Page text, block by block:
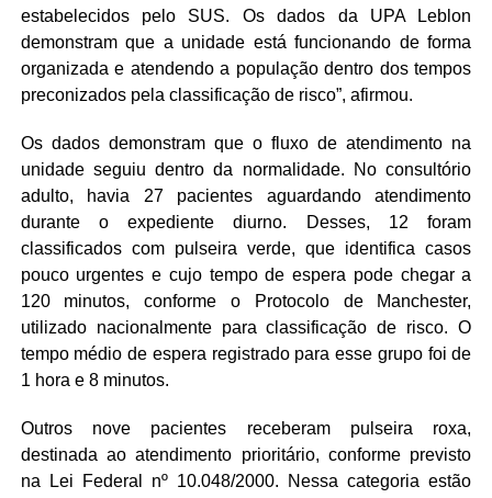
estabelecidos pelo SUS. Os dados da UPA Leblon
demonstram que a unidade está funcionando de forma
organizada e atendendo a população dentro dos tempos
preconizados pela classificação de risco”, afirmou.
Os dados demonstram que o fluxo de atendimento na
unidade seguiu dentro da normalidade. No consultório
adulto, havia 27 pacientes aguardando atendimento
durante o expediente diurno. Desses, 12 foram
classificados com pulseira verde, que identifica casos
pouco urgentes e cujo tempo de espera pode chegar a
120 minutos, conforme o Protocolo de Manchester,
utilizado nacionalmente para classificação de risco. O
tempo médio de espera registrado para esse grupo foi de
1 hora e 8 minutos.
Outros nove pacientes receberam pulseira roxa,
destinada ao atendimento prioritário, conforme previsto
na Lei Federal nº 10.048/2000. Nessa categoria estão